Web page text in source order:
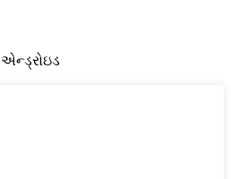
એન્ડ્રોઇડ